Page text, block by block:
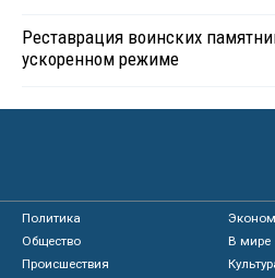
Реставрация воинских
ускоренном режиме
Политика
Общество
В мире
Происшествия